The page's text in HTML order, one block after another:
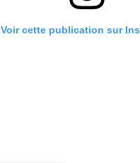
Voir cette publication sur